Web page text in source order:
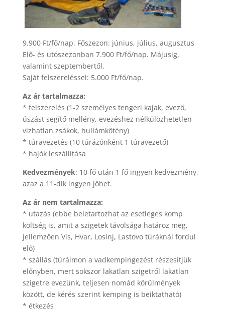
9.900 Ft/fő/nap. Főszezon: június, július, augusztus
Elő- és utószezonban 7.900 Ft/fő/nap. Májusig,
valamint szeptembertől.
Saját felszereléssel: 5.000 Ft/fő/nap.
Az ár tartalmazza:
* felszerelés (1-2 személyes tengeri kajak, evező,
úszást segítő mellény, evezéshez nélkülözhetetlen
vízhatlan zsákok, hullámkötény)
* túravezetés (10 túrázónként 1 túravezető)
* hajók leszállítása
Kedvezmények: 10 fő után 1 fő ingyen kedvezmény,
azaz a 11-dik ingyen jöhet.
Az ár nem tartalmazza:
* utazás (ebbe beletartozhat az esetleges komp
költség is, amit a szigetek távolsága határoz meg,
jellemzően Vis, Hvar, Losinj, Lastovo túráknál fordul
elő)
* szállás (túráimon a vadkempingezést részesítjük
előnyben, mert sokszor lakatlan szigetről lakatlan
szigetre evezünk, teljesen nomád körülmények
között, de kérés szerint kemping is beiktatható)
* étkezés